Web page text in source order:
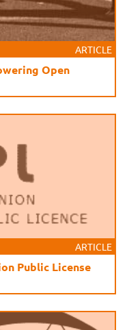
ARTICLE
Open
ARTICLE
Public License